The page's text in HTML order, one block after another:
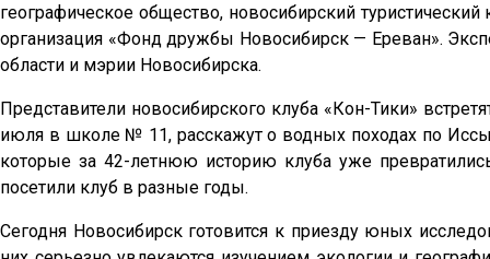
географическое общество, новосибирский
организация «Фонд дружбы Новосибирск — Ереван».
области и мэрии Новосибирска.
Представители новосибирского клуба «Кон-Тики»
июля в школе № 11, расскажут о водных походах по
которые за 42-летнюю историю клуба уже
посетили клуб в разные годы.
Сегодня Новосибирск готовится к приезду юных